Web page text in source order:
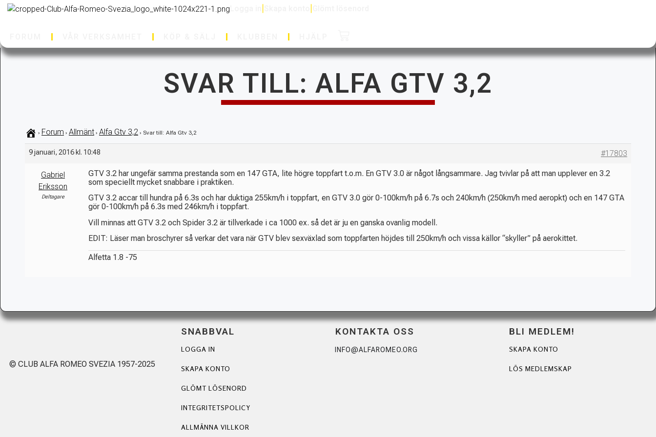
SVAR TILL: ALFA GTV 3,2
› Forum › Allmänt › Alfa Gtv 3,2 › Svar till: Alfa Gtv 3,2
9 januari, 2016 kl. 10:48 #17803
Gabriel
Eriksson
Deltagare
GTV 3.2 har ungefär samma prestanda som en 147 GTA, lite högre toppfart t.o.m. En GTV 3.0 är något långsammare. Jag tvivlar på att man upplever en 3.2
som speciellt mycket snabbare i praktiken.
GTV 3.2 accar till hundra på 6.3s och har duktiga 255km/h i toppfart, en GTV 3.0 gör 0-100km/h på 6.7s och 240km/h (250km/h med aeropkt) och en 147 GTA
gör 0-100km/h på 6.3s med 246km/h i toppfart.
Vill minnas att GTV 3.2 och Spider 3.2 är tillverkade i ca 1000 ex. så det är ju en ganska ovanlig modell.
EDIT: Läser man broschyrer så verkar det vara när GTV blev sexväxlad som toppfarten höjdes till 250km/h och vissa källor “skyller” på aerokittet.
Alfetta 1.8 -75
© CLUB ALFA ROMEO SVEZIA 1957-2025
SNABBVAL
LOGGA IN
SKAPA KONTO
GLÖMT LÖSENORD
INTEGRITETSPOLICY
ALLMÄNNA VILLKOR
KONTAKTA OSS
INFO@ALFAROMEO.ORG
BLI MEDLEM!
SKAPA KONTO
LÖS MEDLEMSKAP